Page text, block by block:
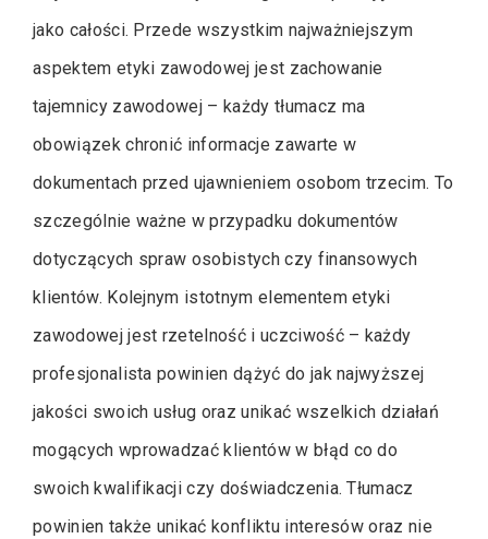
jako całości. Przede wszystkim najważniejszym
aspektem etyki zawodowej jest zachowanie
tajemnicy zawodowej – każdy tłumacz ma
obowiązek chronić informacje zawarte w
dokumentach przed ujawnieniem osobom trzecim. To
szczególnie ważne w przypadku dokumentów
dotyczących spraw osobistych czy finansowych
klientów. Kolejnym istotnym elementem etyki
zawodowej jest rzetelność i uczciwość – każdy
profesjonalista powinien dążyć do jak najwyższej
jakości swoich usług oraz unikać wszelkich działań
mogących wprowadzać klientów w błąd co do
swoich kwalifikacji czy doświadczenia. Tłumacz
powinien także unikać konfliktu interesów oraz nie